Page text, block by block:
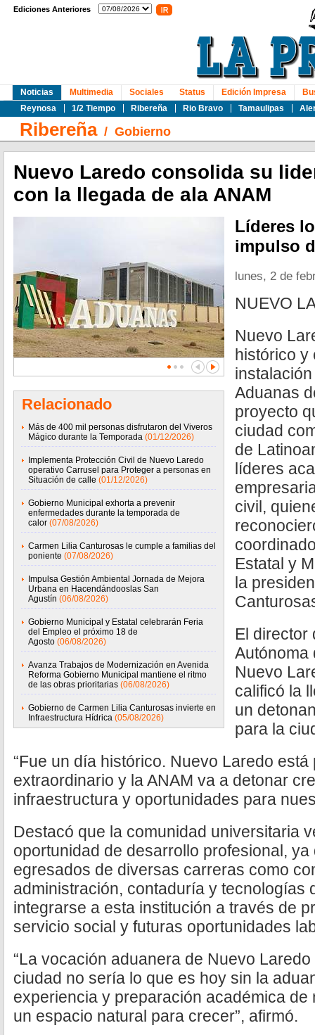
Ediciones Anteriores
Noticias
Reynosa
1/2 Tiempo Ribereña Rio Bravo Tamaulipas
Multimedia Sociales Status Edición Impresa
Ribereña/ Gobierno
Nuevo Laredo consolida su
con la llegada de ala ANAM
Relacionado
Más de 400 mil personas disfrutaron del Viveros
Mágico durante la Temporada (01/12/2026)
Implementa Protección Civil de Nuevo Laredo
operativo Carrusel para Proteger a personas en
Situación de calle (01/12/2026)
Gobierno Municipal exhorta a prevenir
enfermedades durante la temporada de
calor (07/08/2026)
Carmen Lilia Canturosas le cumple a familias del
poniente (07/08/2026)
Impulsa Gestión Ambiental Jornada de Mejora
Urbana en Hacendándooslas San
Agustín (06/08/2026)
Gobierno Municipal y Estatal celebrarán Feria
del Empleo el próximo 18 de
Agosto (06/08/2026)
Avanza Trabajos de Modernización en Avenida
Reforma Gobierno Municipal mantiene el ritmo
de las obras prioritarias (06/08/2026)
Gobierno de Carmen Lilia Canturosas invierte en
Infraestructura Hídrica (05/08/2026)
Líderes
impulso
lunes, 2 de
NUEVO
Nuevo
histórico y
Aduanas
proyecto
ciudad
de
líderes
civil,
Estatal y
la
El director
Autónoma
Nuevo
calificó la
un
para la
“Fue un día histórico. Nuevo Laredo
extraordinario y la ANAM va a detonar
infraestructura y oportunidades para
Destacó que la comunidad universitaria
oportunidad de desarrollo profesional,
egresados de diversas carreras como
administración, contaduría y tecnologías
integrarse a esta institución a través de
servicio social y futuras oportunidades
“La vocación aduanera de Nuevo
ciudad no sería lo que es hoy sin la
experiencia y preparación académica
un espacio natural para crecer”, afirmó.